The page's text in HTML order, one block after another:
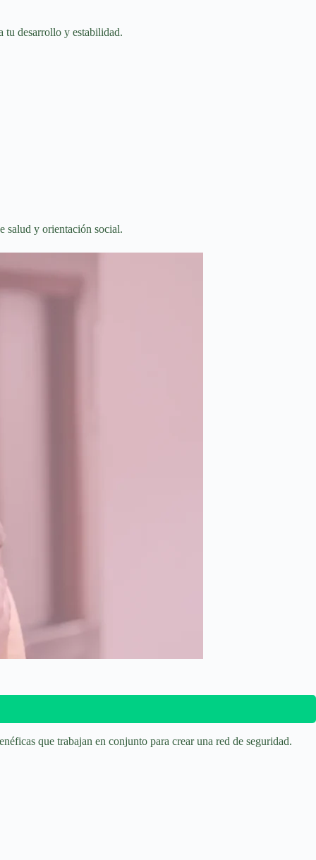
tu desarrollo y estabilidad.
salud y orientación social.
que trabajan en conjunto para crear una red de seguridad.